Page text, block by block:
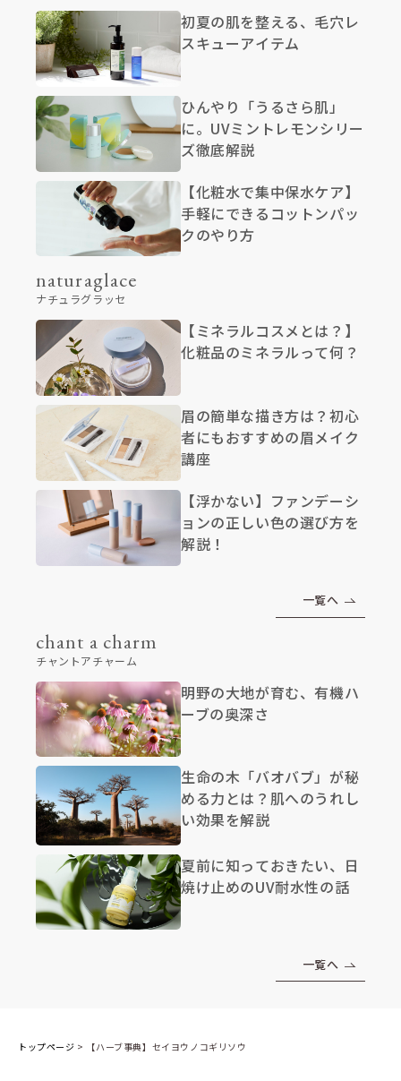
初夏の肌を整える、毛穴レ
スキューアイテム
ひんやり「うるさら肌」
に。UVミントレモンシリー
ズ徹底解説
【化粧水で集中保水ケア】
手軽にできるコットンパッ
クのやり方
naturaglace
ナチュラグラッセ
【ミネラルコスメとは？】
化粧品のミネラルって何？
眉の簡単な描き方は？初心
者にもおすすめの眉メイク
講座
【浮かない】ファンデーシ
ョンの正しい色の選び方を
解説！
一覧へ
chant a charm
チャントアチャーム
明野の大地が育む、有機ハ
ーブの奥深さ
生命の木「バオバブ」が秘
める力とは？肌へのうれし
い効果を解説
夏前に知っておきたい、日
焼け止めのUV耐水性の話
一覧へ
トップページ > 【ハーブ事典】セイヨウノコギリソウ